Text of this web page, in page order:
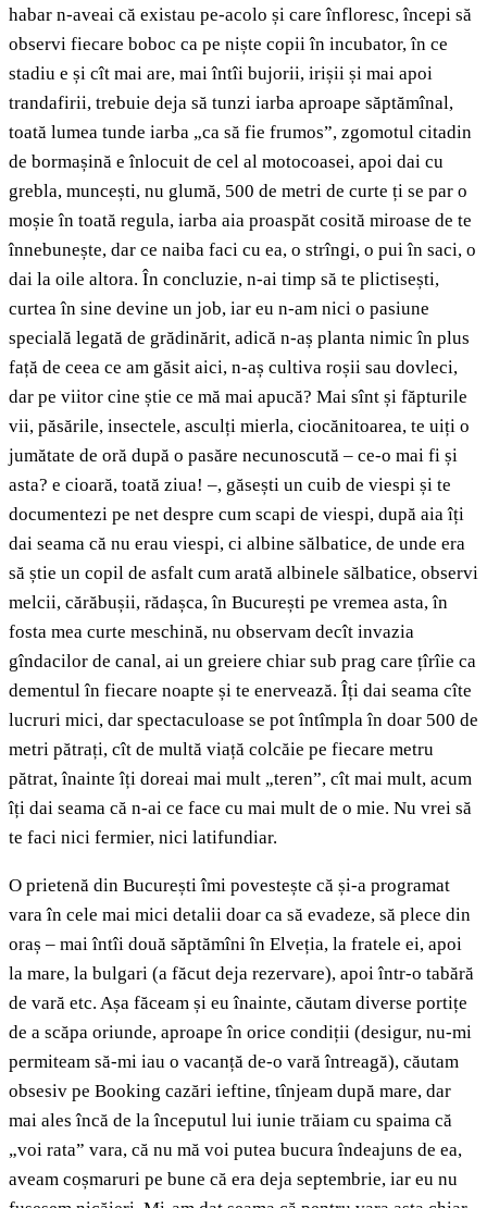
habar n-aveai că existau pe-acolo și care înfloresc, începi să
observi fiecare boboc ca pe niște copii în incubator, în ce
stadiu e și cît mai are, mai întîi bujorii, irișii și mai apoi
trandafirii, trebuie deja să tunzi iarba aproape săptămînal,
toată lumea tunde iarba „ca să fie frumos”, zgomotul citadin
de bormașină e înlocuit de cel al motocoasei, apoi dai cu
grebla, muncești, nu glumă, 500 de metri de curte ți se par o
moșie în toată regula, iarba aia proaspăt cosită miroase de te
înnebunește, dar ce naiba faci cu ea, o strîngi, o pui în saci, o
dai la oile altora. În concluzie, n-ai timp să te plictisești,
curtea în sine devine un job, iar eu n-am nici o pasiune
specială legată de grădinărit, adică n-aș planta nimic în plus
față de ceea ce am găsit aici, n-aș cultiva roșii sau dovleci,
dar pe viitor cine știe ce mă mai apucă? Mai sînt și făpturile
vii, păsările, insectele, asculți mierla, ciocănitoarea, te uiți o
jumătate de oră după o pasăre necunoscută – ce-o mai fi și
asta? e cioară, toată ziua! –, găsești un cuib de viespi și te
documentezi pe net despre cum scapi de viespi, după aia îți
dai seama că nu erau viespi, ci albine sălbatice, de unde era
să știe un copil de asfalt cum arată albinele sălbatice, observi
melcii, cărăbușii, rădașca, în București pe vremea asta, în
fosta mea curte meschină, nu observam decît invazia
gîndacilor de canal, ai un greiere chiar sub prag care țîrîie ca
dementul în fiecare noapte și te enervează. Îți dai seama cîte
lucruri mici, dar spectaculoase se pot întîmpla în doar 500 de
metri pătrați, cît de multă viață colcăie pe fiecare metru
pătrat, înainte îți doreai mai mult „teren”, cît mai mult, acum
îți dai seama că n-ai ce face cu mai mult de o mie. Nu vrei să
te faci nici fermier, nici latifundiar.
O prietenă din București îmi povestește că și-a programat
vara în cele mai mici detalii doar ca să evadeze, să plece din
oraș – mai întîi două săptămîni în Elveția, la fratele ei, apoi
la mare, la bulgari (a făcut deja rezervare), apoi într-o tabără
de vară etc. Așa făceam și eu înainte, căutam diverse portițe
de a scăpa oriunde, aproape în orice condiții (desigur, nu-mi
permiteam să-mi iau o vacanță de-o vară întreagă), căutam
obsesiv pe Booking cazări ieftine, tînjeam după mare, dar
mai ales încă de la începutul lui iunie trăiam cu spaima că
„voi rata” vara, că nu mă voi putea bucura îndeajuns de ea,
aveam coșmaruri pe bune că era deja septembrie, iar eu nu